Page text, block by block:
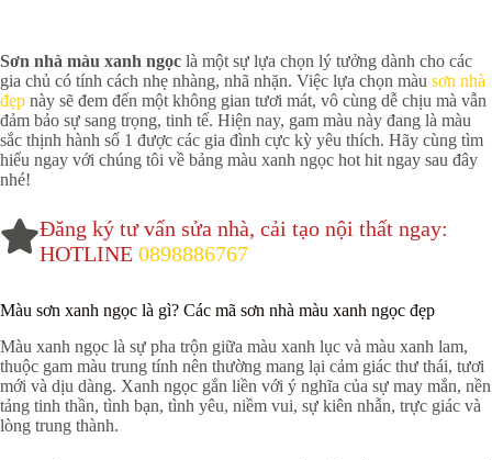
Sơn nhà màu xanh ngọc là một sự lựa chọn lý tưởng dành cho các
gia chủ có tính cách nhẹ nhàng, nhã nhặn. Việc lựa chọn màu sơn nhà
đẹp này sẽ đem đến một không gian tươi mát, vô cùng dễ chịu mà vẫn
đảm bảo sự sang trọng, tinh tế. Hiện nay, gam màu này đang là màu
sắc thịnh hành số 1 được các gia đình cực kỳ yêu thích. Hãy cùng tìm
hiểu ngay với chúng tôi về bảng màu xanh ngọc hot hit ngay sau đây
nhé!
Đăng ký tư vấn sửa nhà, cải tạo nội thất ngay:
HOTLINE 0898886767
Màu sơn xanh ngọc là gì? Các mã sơn nhà màu xanh ngọc đẹp
Màu xanh ngọc là sự pha trộn giữa màu xanh lục và màu xanh lam,
thuộc gam màu trung tính nên thường mang lại cảm giác thư thái, tươi
mới và dịu dàng. Xanh ngọc gắn liền với ý nghĩa của sự may mắn, nền
tảng tinh thần, tình bạn, tình yêu, niềm vui, sự kiên nhẫn, trực giác và
lòng trung thành.